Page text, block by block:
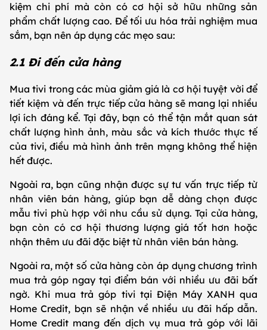
kiệm chi phí mà còn có cơ hội sở hữu những sản
phẩm chất lượng cao. Để tối ưu hóa trải nghiệm mua
sắm, bạn nên áp dụng các mẹo sau:
2.1 Đi đến cửa hàng
Mua tivi trong các mùa giảm giá là cơ hội tuyệt vời để
tiết kiệm và đến trực tiếp cửa hàng sẽ mang lại nhiều
lợi ích đáng kể. Tại đây, bạn có thể tận mắt quan sát
chất lượng hình ảnh, màu sắc và kích thước thực tế
của tivi, điều mà hình ảnh trên mạng không thể hiện
hết được.
Ngoài ra, bạn cũng nhận được sự tư vấn trực tiếp từ
nhân viên bán hàng, giúp bạn dễ dàng chọn được
mẫu tivi phù hợp với nhu cầu sử dụng. Tại cửa hàng,
bạn còn có cơ hội thương lượng giá tốt hơn hoặc
nhận thêm ưu đãi đặc biệt từ nhân viên bán hàng.
Ngoài ra, một số cửa hàng còn áp dụng chương trình
mua trả góp ngay tại điểm bán với nhiều ưu đãi bất
ngờ. Khi mua trả góp tivi tại Điện Máy XANH qua
Home Credit, bạn sẽ nhận về nhiều ưu đãi hấp dẫn.
Home Credit mang đến dịch vụ mua trả góp với lãi